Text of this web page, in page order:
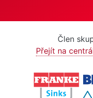
Člen
Přejít na